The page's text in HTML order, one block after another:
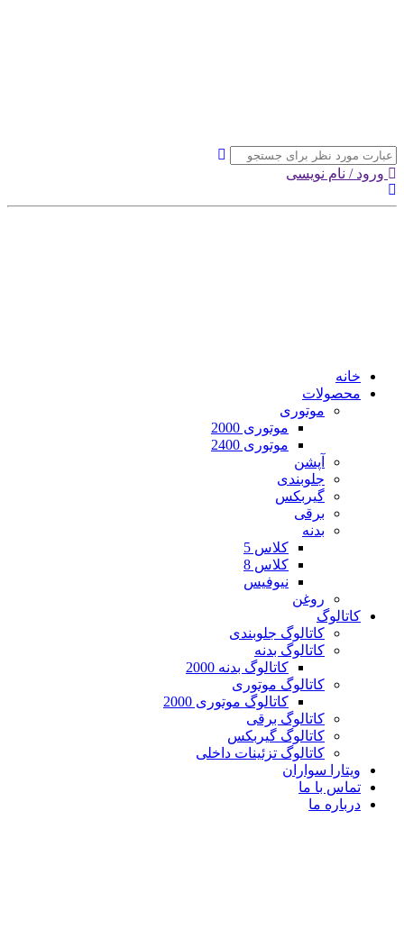
ورود / نام نویسی
خانه
محصولات
موتوری
موتوری 2000
موتوری 2400
آپشن
جلوبندی
گیربکس
برقی
بدنه
کلاس 5
کلاس 8
نیوفیس
روغن
کاتالوگ
کاتالوگ جلوبندی
کاتالوگ بدنه
کاتالوگ بدنه 2000
کاتالوگ موتوری
کاتالوگ موتوری 2000
کاتالوگ برقی
کاتالوگ گیربکس
کاتالوگ تزئینات داخلی
ویتارا سواران
تماس با ما
درباره ما